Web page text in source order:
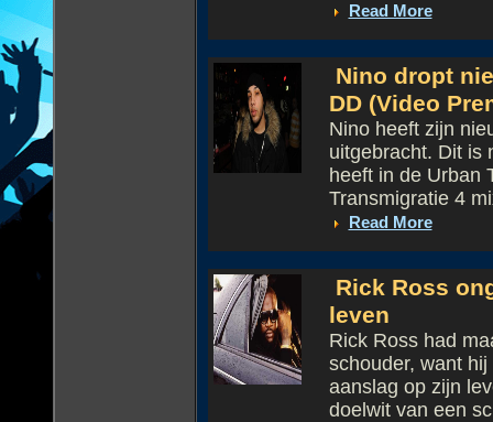
Read More
Nino dropt
DD (Video
Nino heeft zijn
uitgebracht. Dit is
heeft in de Urban
Transmigratie 4
Read More
Rick Ross
leven
Rick Ross had
schouder, want
aanslag op zijn
doelwit van een